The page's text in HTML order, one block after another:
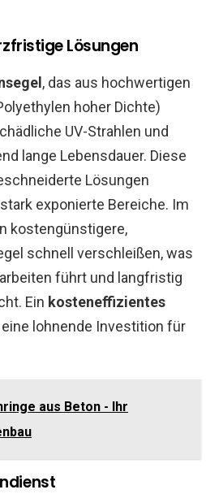
Lösungen
, das aus hochwertigen
hoher Dichte)
UV-Strahlen und
lange Lebensdauer. Diese
Lösungen
exponierte Bereiche. Im
kostengünstigere,
schnell verschleißen, was
führt und langfristig
Ein kosteneffizientes
lohnende Investition für
aus Beton - Ihr